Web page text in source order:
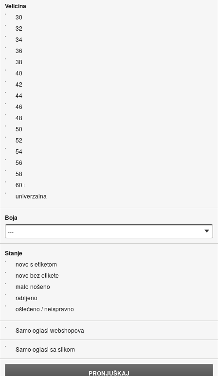
Veličina
30
32
34
36
38
40
42
44
46
48
50
52
54
56
58
60+
univerzalna
Boja
Stanje
novo s etiketom
novo bez etikete
malo nošeno
rabljeno
oštećeno / neispravno
Samo oglasi webshopova
Samo oglasi sa slikom
PRONJUŠKAJ